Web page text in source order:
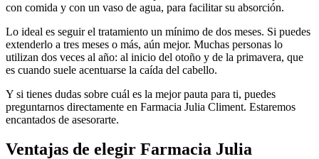
con comida y con un vaso de agua, para facilitar su absorción.
Lo ideal es seguir el tratamiento un mínimo de dos meses. Si puedes
extenderlo a tres meses o más, aún mejor. Muchas personas lo
utilizan dos veces al año: al inicio del otoño y de la primavera, que
es cuando suele acentuarse la caída del cabello.
Y si tienes dudas sobre cuál es la mejor pauta para ti, puedes
preguntarnos directamente en Farmacia Julia Climent. Estaremos
encantados de asesorarte.
Ventajas de elegir Farmacia Julia